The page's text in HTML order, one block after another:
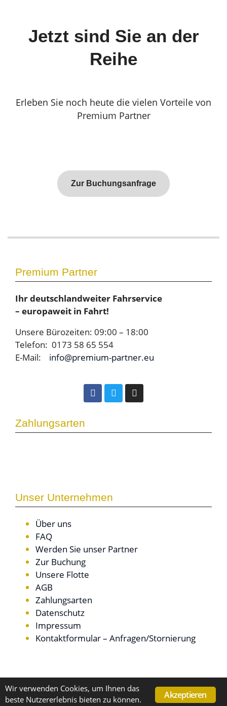
Jetzt sind Sie an der
Reihe
Erleben Sie noch heute die vielen Vorteile von
Premium Partner
Zur Buchungsanfrage
Premium Partner
Ihr deutschlandweiter Fahrservice
– europaweit in Fahrt!
Unsere Bürozeiten: 09:00 – 18:00
Telefon: 0173 58 65 554
E-Mail: info@premium-partner.eu
Zahlungsarten
Unser Unternehmen
Über uns
FAQ
Werden Sie unser Partner
Zur Buchung
Unsere Flotte
AGB
Zahlungsarten
Datenschutz
Impressum
Kontaktformular – Anfragen/Stornierung
© Copyright 2018 – 2019 by Premium Partner
Akzeptieren
Wir verwenden Cookies, um Ihnen das
beste Nutzererlebnis bieten zu können.